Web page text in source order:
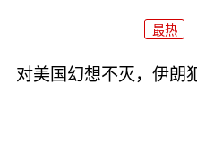
最热
对美国幻想不灭，伊朗